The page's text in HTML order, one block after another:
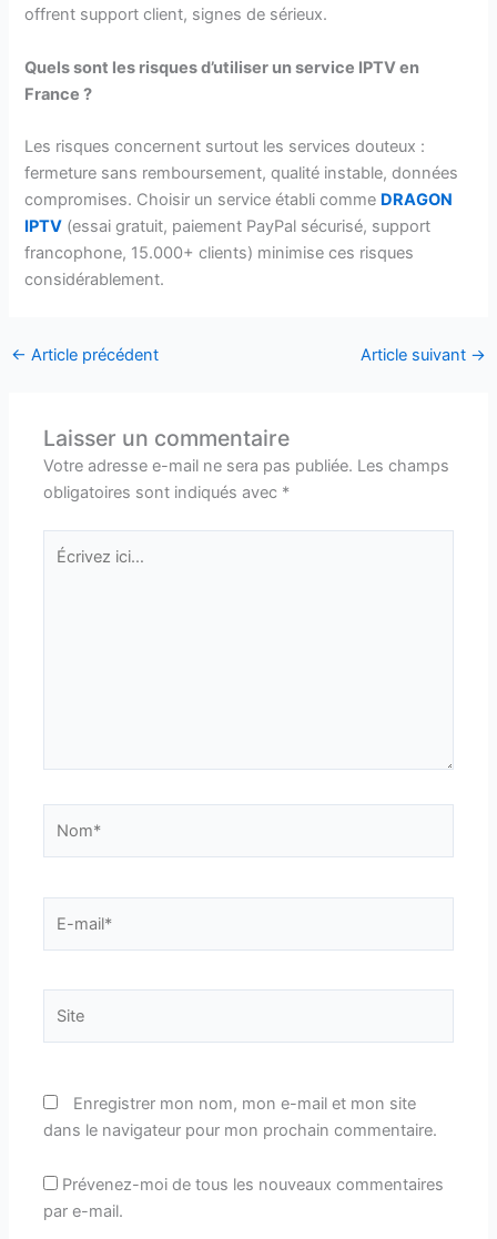
offrent support client, signes de sérieux.
Quels sont les risques d’utiliser un service IPTV en
France ?
Les risques concernent surtout les services douteux :
fermeture sans remboursement, qualité instable, données
compromises. Choisir un service établi comme DRAGON
IPTV (essai gratuit, paiement PayPal sécurisé, support
francophone, 15.000+ clients) minimise ces risques
considérablement.
← Article précédent Article suivant →
Laisser un commentaire
Votre adresse e-mail ne sera pas publiée. Les champs
obligatoires sont indiqués avec *
Écrivez
ici…
mail*
Enregistrer mon nom, mon e-mail et mon site
dans le navigateur pour mon prochain commentaire.
Prévenez-moi de tous les nouveaux commentaires
par e-mail.